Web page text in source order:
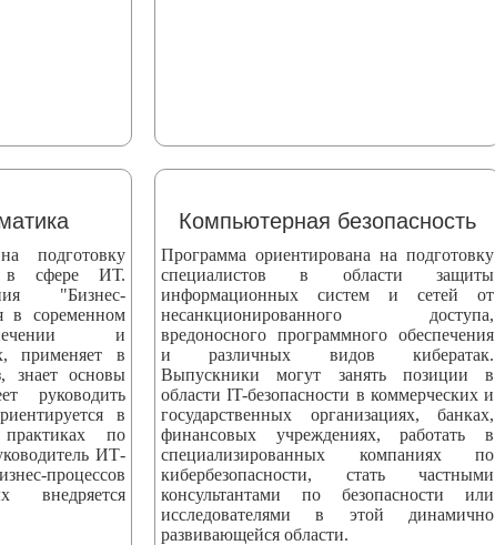
подготовку
в сфере ИТ.
"Бизнес-
в соременном
и
применяет в
знает основы
руководить
в
по
ИТ-
процессов
внедряется
Компьютерная безопасность
Программа ориентирована на подготовку
специалистов в области защиты
информационных систем и сетей от
несанкционированного доступа,
вредоносного программного обеспечения
и различных видов кибератак.
Выпускники могут занять позиции в
области IT-безопасности в коммерческих и
государственных организациях, банках,
финансовых учреждениях, работать в
специализированных компаниях по
кибербезопасности, стать частными
консультантами по безопасности или
исследователями в этой динамично
развивающейся области.